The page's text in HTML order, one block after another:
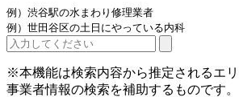
例）渋谷駅の水まわり修理業者
例）世田谷区の土日にやっている内科
※本機能は検索内容から推定されるエリ
事業者情報の検索を補助するものです。